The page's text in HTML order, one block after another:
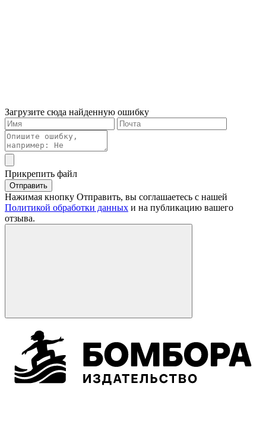
Загрузите сюда найденную ошибку
Прикрепить файл
Отправить
Нажимая кнопку Отправить, вы соглашаетесь с нашей
Политикой обработки данных и на публикацию вашего
отзыва.